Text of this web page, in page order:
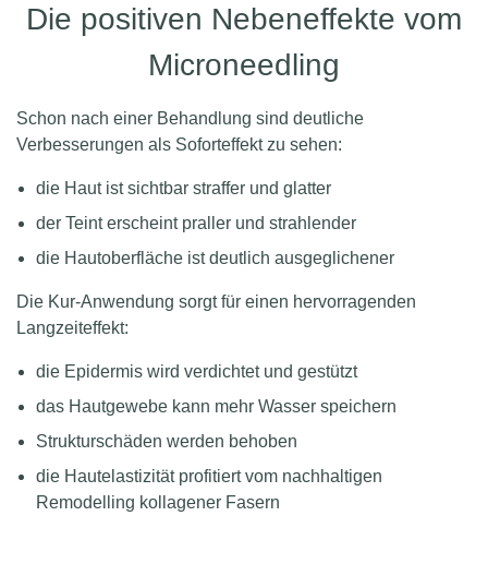
Die positiven Nebeneffekte vom
Microneedling
Schon nach einer Behandlung sind deutliche
Verbesserungen als Soforteffekt zu sehen:
die Haut ist sichtbar straffer und glatter
der Teint erscheint praller und strahlender
die Hautoberfläche ist deutlich ausgeglichener
Die Kur-Anwendung sorgt für einen hervorragenden
Langzeiteffekt:
die Epidermis wird verdichtet und gestützt
das Hautgewebe kann mehr Wasser speichern
Strukturschäden werden behoben
die Hautelastizität profitiert vom nachhaltigen
Remodelling kollagener Fasern